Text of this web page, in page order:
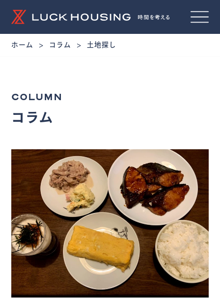
ホーム コラム 土地探し
COLUMN
コラム